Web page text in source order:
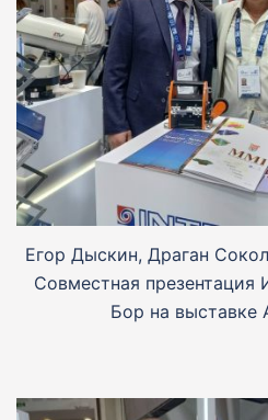
Егор Дыскин, Драган
Совместная
Бор на выставке